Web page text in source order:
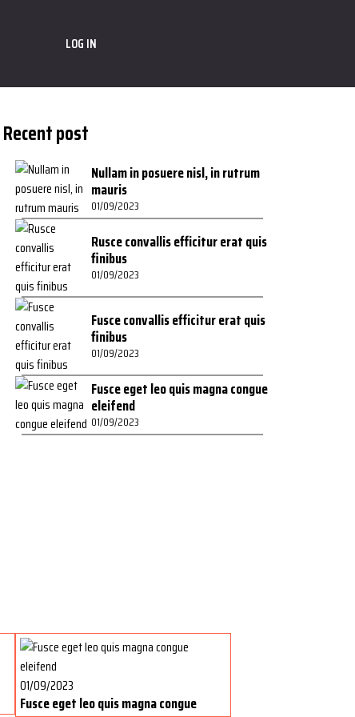
LOG IN
Recent post
Nullam in posuere nisl, in rutrum
mauris
01/09/2023
Rusce convallis efficitur erat quis
finibus
01/09/2023
Fusce convallis efficitur erat quis
finibus
01/09/2023
Fusce eget leo quis magna congue
eleifend
01/09/2023
01/09/2023
Fusce eget leo quis magna congue